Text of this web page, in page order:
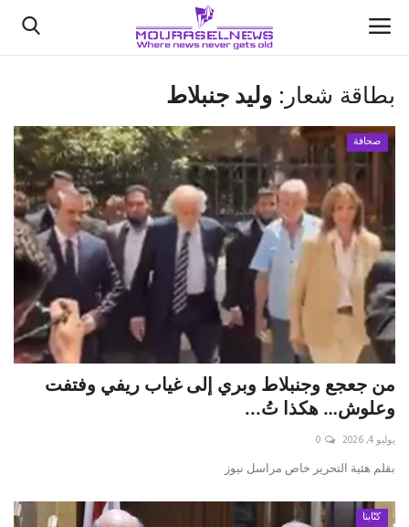
الأخبار
السعودية
اقتصاد
علوم وتكنولوجيا
رياضة
فيديو
حياة
بطاقة شعار: وليد جنبلاط
صحافة
من جعجع وجنبلاط وبري إلى غياب ريفي وفتفت
وعلوش… هكذا تُ...
يوليو 4, 2026 0
بقلم ه‍ئية التحرير خاص مراسل نيوز
كتّابنا